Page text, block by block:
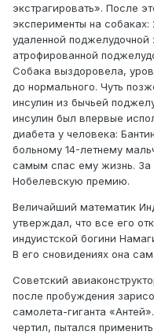
экстрагировать». После
эксперименты на
удаленной
атрофированной
Собака выздоровела,
до нормального. Чуть
инсулин из бычьей
инсулин был впервые
диабета у человека:
больному 14-летнему
самым спас ему жизнь. За
Нобелевскую премию.
Величайший математик
утверждал, что все его
индуистской богини
В его сновидениях она
Советский
после пробуждения
самолета-гиганта
чертил, пытался